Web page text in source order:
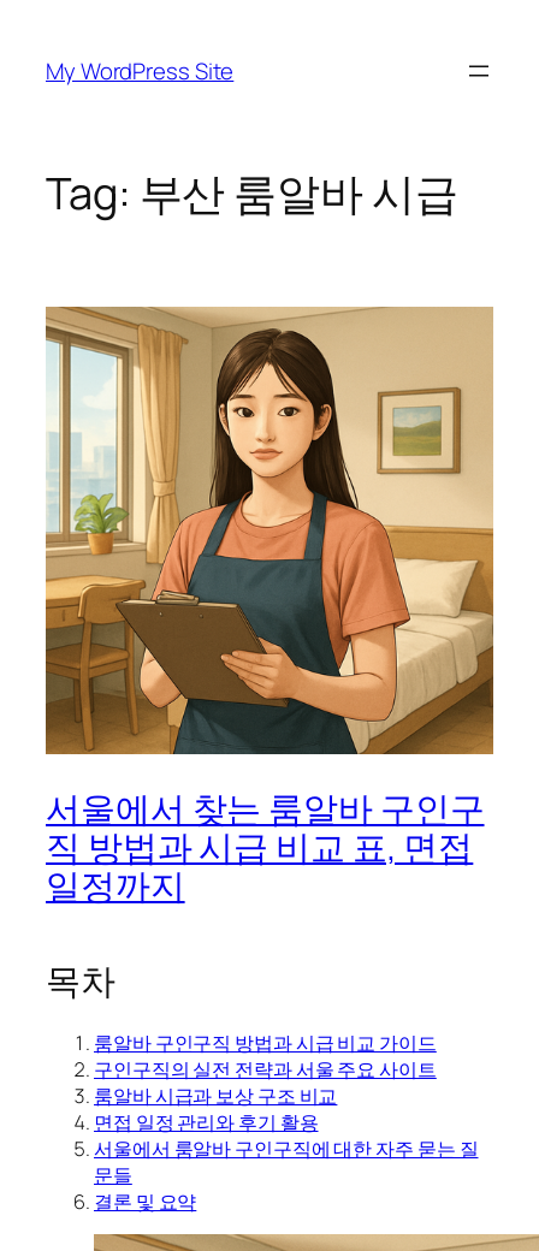
content
My WordPress Site
Tag: 부산 룸알바 시급
서울에서 찾는 룸알바 구인구
직 방법과 시급 비교 표, 면접
일정까지
목차
룸알바 구인구직 방법과 시급 비교 가이드
구인구직의 실전 전략과 서울 주요 사이트
룸알바 시급과 보상 구조 비교
면접 일정 관리와 후기 활용
서울에서 룸알바 구인구직에 대한 자주 묻는 질
문들
결론 및 요약